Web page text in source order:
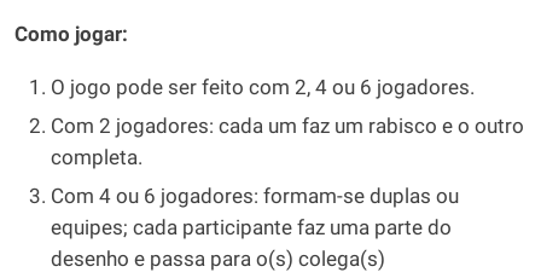
Como jogar:
O jogo pode ser feito com 2, 4 ou 6 jogadores.
Com 2 jogadores: cada um faz um rabisco e o outro
completa.
Com 4 ou 6 jogadores: formam-se duplas ou
equipes; cada participante faz uma parte do
desenho e passa para o(s) colega(s)